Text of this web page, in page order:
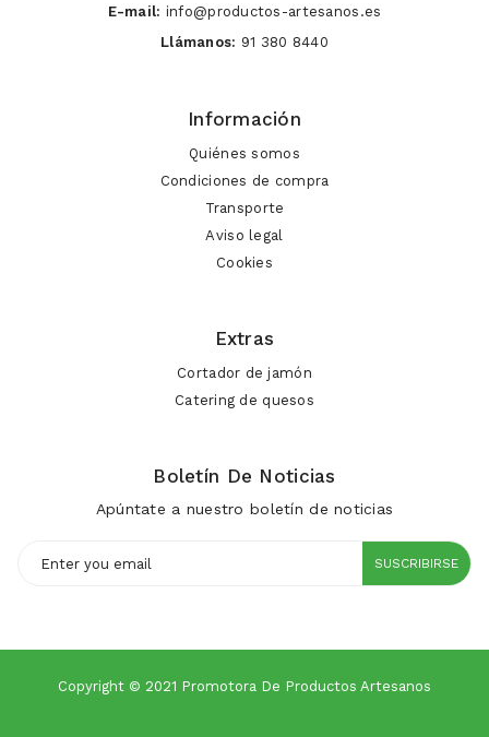
E-mail: info@productos-artesanos.es
Llámanos: 91 380 8440
Información
Quiénes somos
Condiciones de compra
Transporte
Aviso legal
Cookies
Extras
Cortador de jamón
Catering de quesos
Boletín De Noticias
Apúntate a nuestro boletín de noticias
SUSCRIBIRSE
Copyright © 2021 Promotora De Productos Artesanos